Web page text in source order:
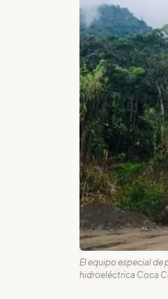
El equipo especial de
hidroeléctrica Coca